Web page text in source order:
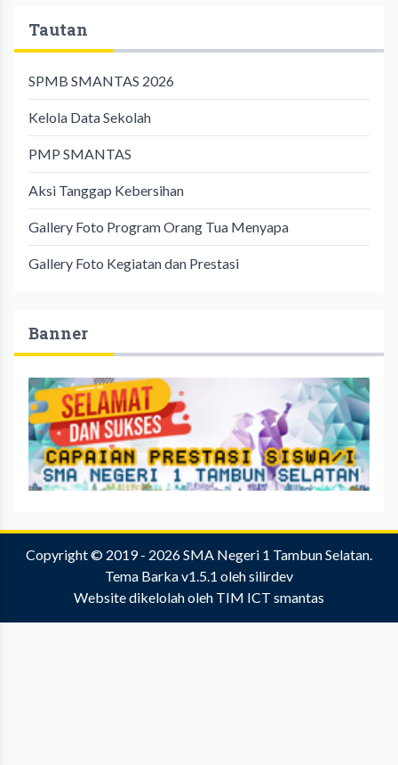
Tautan
SPMB SMANTAS 2026
Kelola Data Sekolah
PMP SMANTAS
Aksi Tanggap Kebersihan
Gallery Foto Program Orang Tua Menyapa
Gallery Foto Kegiatan dan Prestasi
Banner
Copyright © 2019 - 2026SMA Negeri 1 Tambun Selatan.
Tema Barka v1.5.1 olehsilirdev
Website dikelolah oleh TIM ICT smantas